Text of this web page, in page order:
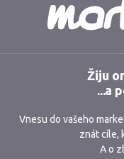
Žiju
...a
Vnesu do vašeho
znát cíle,
A o